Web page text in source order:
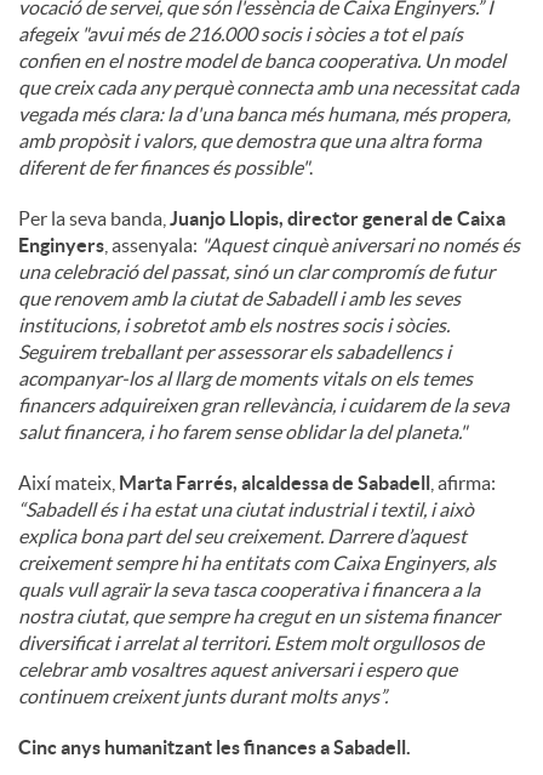
vocació de servei, que són l'essència de Caixa Enginyers.” I
afegeix "avui més de 216.000 socis i sòcies a tot el país
confien en el nostre model de banca cooperativa. Un model
que creix cada any perquè connecta amb una necessitat cada
vegada més clara: la d'una banca més humana, més propera,
amb propòsit i valors, que demostra que una altra forma
diferent de fer finances és possible".
Per la seva banda, Juanjo Llopis, director general de Caixa
Enginyers , assenyala: "Aquest cinquè aniversari no només és
una celebració del passat, sinó un clar compromís de futur
que renovem amb la ciutat de Sabadell i amb les seves
institucions, i sobretot amb els nostres socis i sòcies.
Seguirem treballant per assessorar els sabadellencs i
acompanyar-los al llarg de moments vitals on els temes
financers adquireixen gran rellevància, i cuidarem de la seva
salut financera, i ho farem sense oblidar la del planeta."
Així mateix, Marta Farrés, alcaldessa de Sabadell , afirma:
“Sabadell és i ha estat una ciutat industrial i textil, i això
explica bona part del seu creixement. Darrere d’aquest
creixement sempre hi ha entitats com Caixa Enginyers, als
quals vull agraïr la seva tasca cooperativa i financera a la
nostra ciutat, que sempre ha cregut en un sistema financer
diversificat i arrelat al territori. Estem molt orgullosos de
celebrar amb vosaltres aquest aniversari i espero que
continuem creixent junts durant molts anys”.
Cinc anys humanitzant les finances a Sabadell.